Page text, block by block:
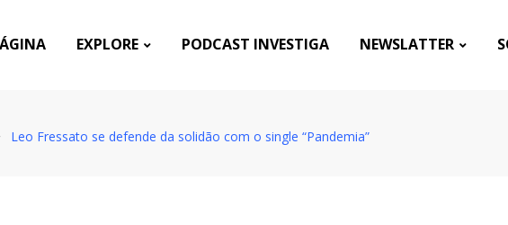
EXPLORE PODCAST INVESTIGA NEWSLATTER
Leo Fressato se defende da solidão com o single “Pandemia”